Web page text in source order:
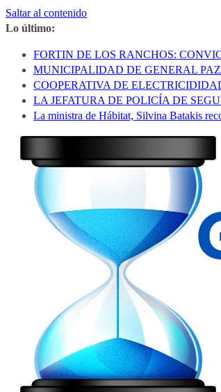
Saltar al contenido
Lo último:
FORTIN DE LOS RANCHOS:
MUNICIPALIDAD DE GENERAL
COOPERATIVA DE
LA JEFATURA DE POLICÍA DE
La ministra de Hábitat, Silvina Batakis